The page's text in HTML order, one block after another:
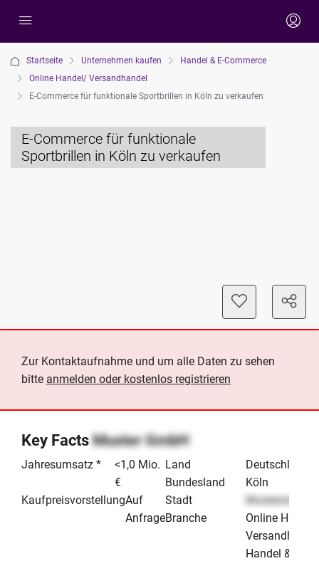
Startseite Unternehmen kaufen
Handel & E-Commerce
Online Handel/ Versandhandel
E-Commerce für funktionale Sportbrillen in Köln zu verkaufen
E-Commerce für funktionale
Sportbrillen in Köln zu verkaufen
Zur Kontaktaufnahme und um alle Daten zu sehen
bitte anmelden oder kostenlos registrieren
Key FactsMuster GmbH
Jahresumsatz *
<1,0 Mio.
€
KaufpreisvorstellungAuf
Anfrage
Land
Deutschland
Bundesland
Köln
Stadt
Musterstadt
Branche
Online
Handel & E-